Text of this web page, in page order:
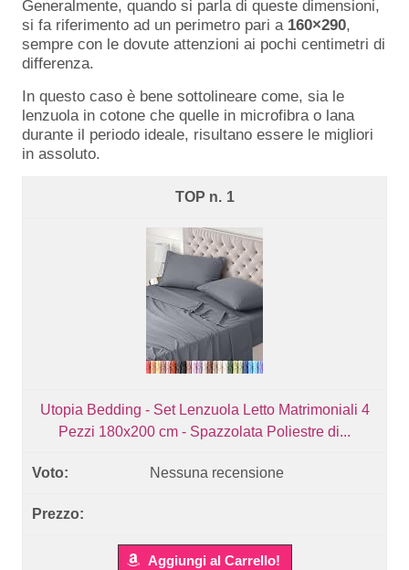
Generalmente, quando si parla di queste dimensioni,
si fa riferimento ad un perimetro pari a 160×290,
sempre con le dovute attenzioni ai pochi centimetri di
differenza.
In questo caso è bene sottolineare come, sia le
lenzuola in cotone che quelle in microfibra o lana
durante il periodo ideale, risultano essere le migliori
in assoluto.
1
Utopia Bedding - Set Lenzuola Letto Matrimoniali 4
Pezzi 180x200 cm - Spazzolata Poliestre di...
Nessuna recensione
Aggiungi al Carrello!